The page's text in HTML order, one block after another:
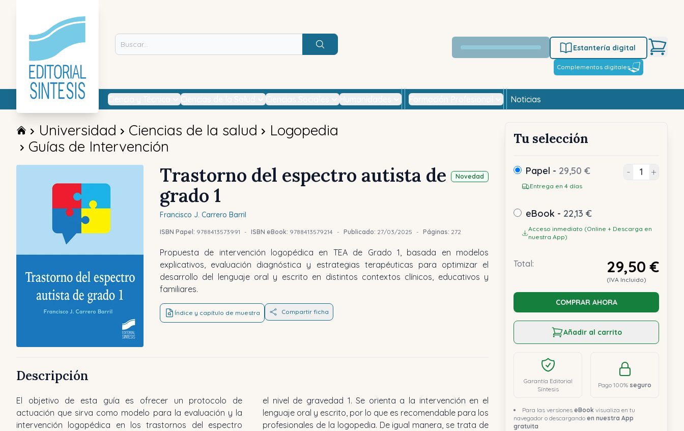
Buscar
Estantería digital
Complementos digitales
Noticias
Universidad Ciencias de la salud
Logopedia
Guías de Intervención
Novedad
Trastorno del espectro autista de
grado 1
Francisco J. Carrero Barril
ISBN Papel: 9788413573991 - ISBN eBook: 9788413579214 - Publicado: 27/03/2025 - Páginas: 272
Propuesta de intervención logopédica en TEA de Grado 1, basada en modelos
explicativos, evaluación diagnóstica y estrategias terapéuticas para optimizar el
desarrollo del lenguaje oral y escrito en distintos contextos clínicos, educativos y
familiares.
Índice y capítulo de muestra Compartir ficha
Tu selección
Papel - 29,50 €
Entrega en 4 días
- +
eBook - 22,13 €
Acceso inmediato (Online + Descarga en
nuestra App)
Total: 29,50 €
(IVA Incluido)
COMPRAR AHORA
Añadir al carrito
Garantía Editorial
Síntesis
Pago 100% seguro
Para las versiones eBook visualiza en tu
navegador o descargando en nuestra App
gratuita
Descripción
El objetivo de esta guía es ofrecer un protocolo de
actuación que sirva como modelo para la evaluación y la
intervención logopédica en los trastornos del espectro
el nivel de gravedad 1. Se orienta a la intervención en el
lenguaje oral y escrito, por lo que es recomendable para los
profesionales de la logopedia. De igual manera, se trata de